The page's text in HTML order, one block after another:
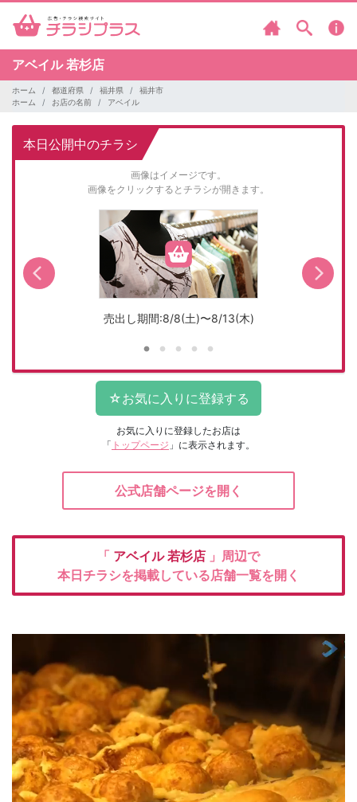
アベイル若杉店
ホーム 都道府県 福井県
福井市
ホーム
お店の名前 アベイル
本日公開中のチラシ
画像はイメージです。
画像をクリックするとチラシが開きます。
売出し期間:8/8(土)〜8/13(木)
お気に入りに登録したお店は
「 トップページ 」に表示されます。
公式店舗ページを開く
「 アベイル若杉店 」周辺で
本日チラシを掲載している店舗一覧を開く